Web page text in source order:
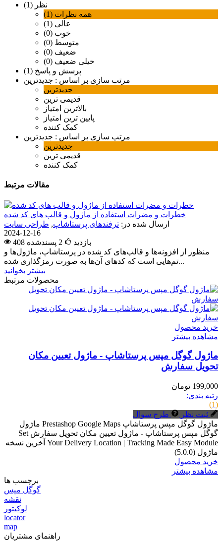
نظر (1)
همه نظرات (1)
عالی (1)
خوب (0)
متوسط (0)
ضعیف (0)
خیلی ضعیف (0)
پرسش و پاسخ (1)
مرتب سازی بر اساس : جدیدترین
جدیدترین
قدیمی ترین
بالاترین امتیاز
پایین ترین امتیاز
کمک کننده
مرتب سازی بر اساس : جدیدترین
جدیدترین
قدیمی ترین
کمک کننده
مقالات مرتبط
خطرات و مضرات استفاده از ماژول و قالب های کد شده
ارسال شده در: ترفندهای پرستاشاپ, طراحی سایت
2024-12-16
408 بازدید
2 پسندشده
منظور از افزونه‌ها و قالب‌های کد شده در پرستاشاپ، ماژول‌ها و
تم‌هایی است که کدهای آن‌ها به صورت رمزگذاری شده...
بیشتر بخوانید
محصولات مرتبط
خرید محصول
مشاهده بیشتر
ماژول گوگل مپس پرستاشاپ - ماژول تعیین مکان
تحویل سفارش
199,000 تومان
رتبه بندی:
(1)
ثبت نظر
طرح سوال
ماژول گوگل مپس پرستاشاپ Prestashop Google Maps ماژول
گوگل مپس پرستاشاپ - ماژول تعیین مکان تحویل سفارش Set
Your Delivery Location | Tracking Made Easy Module آخرین نسخه
ماژول (5.0.0)
خرید محصول
مشاهده بیشتر
برچسب ها
گوگل مپس
نقشه
لوکیتور
locator
map
راهنمای مشتریان